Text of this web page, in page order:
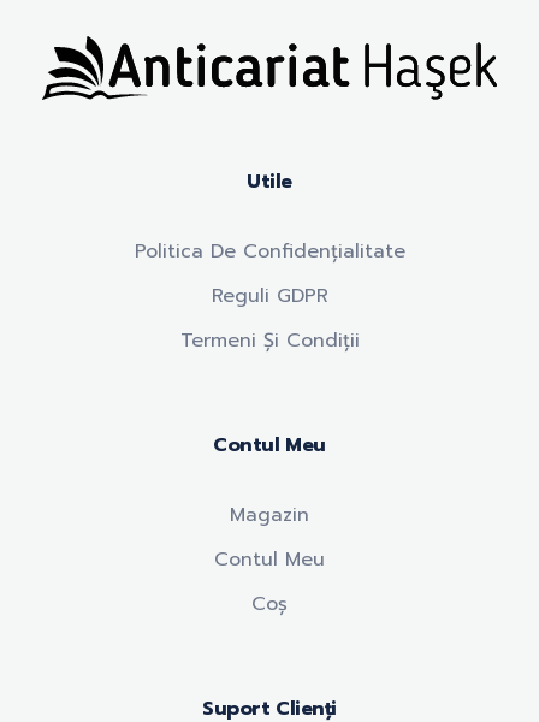
Utile
Politica De Confidențialitate
Reguli GDPR
Termeni Și Condiții
Contul Meu
Magazin
Contul Meu
Coș
Suport Clienți